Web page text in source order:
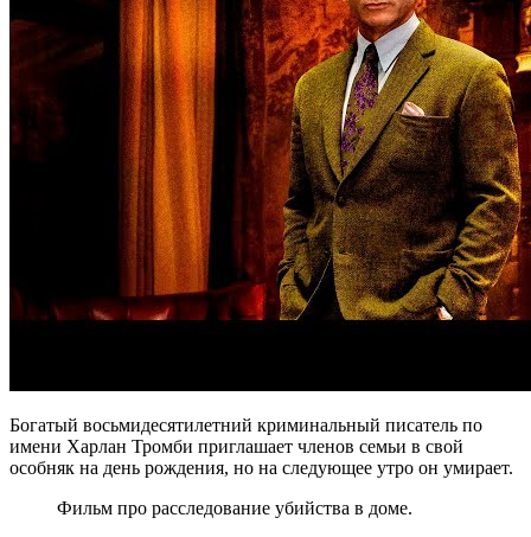
Богатый восьмидесятилетний криминальный писатель по
имени Харлан Тромби приглашает членов семьи в свой
особняк на день рождения, но на следующее утро он умирает.
Фильм про расследование убийства в доме.